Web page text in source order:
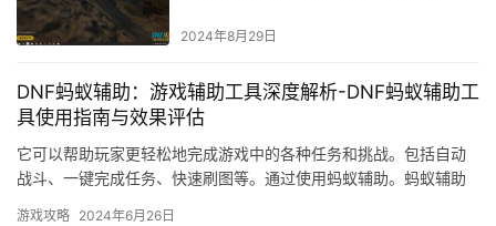
2024年8月29日
DNF蚂蚁辅助：游戏辅助工具深度解析-DNF蚂蚁辅助工
具使用指南与效果评估
它可以帮助玩家更轻松地完成游戏中的各种任务和挑战。包括自动
战斗、一键完成任务、快速刷图等。通过使用蚂蚁辅助。蚂蚁辅助
游戏攻略 2024年6月26日